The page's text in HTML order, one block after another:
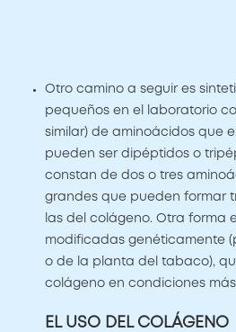
Otro camino a seguir es
pequeños en el laboratorio
similar) de aminoácidos que
pueden ser dipéptidos o
constan de dos o tres
grandes que pueden formar
las del colágeno. Otra forma
modificadas genéticamente
o de la planta del tabaco),
colágeno en condiciones
EL USO DEL COLÁGENO